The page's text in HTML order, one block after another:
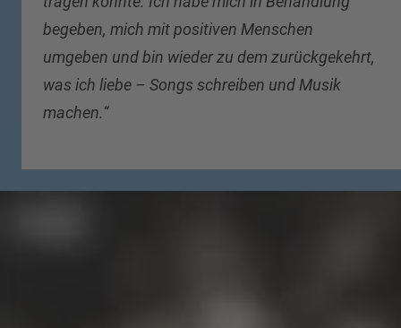
begeben, mich mit positiven Menschen
umgeben und bin wieder zu dem zurückgekehrt,
was ich liebe – Songs schreiben und Musik
machen.“